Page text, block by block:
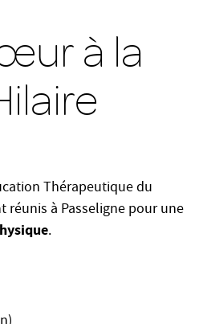
à la
Thérapeutique du
réunis à Passeligne pour une
.